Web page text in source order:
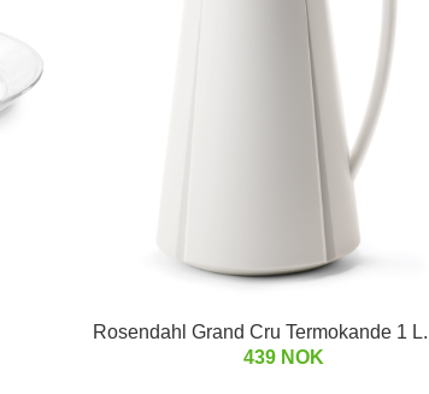
Rosendahl Grand Cru Termokande 1
439 NOK